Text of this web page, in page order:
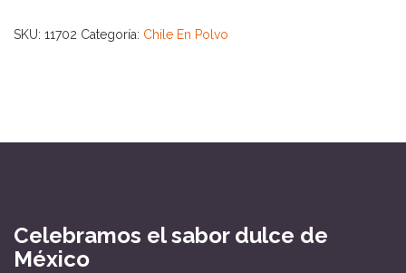
cantidad
SKU: 11702 Categoría: Chile En Polvo
Celebramos el sabor dulce de
México